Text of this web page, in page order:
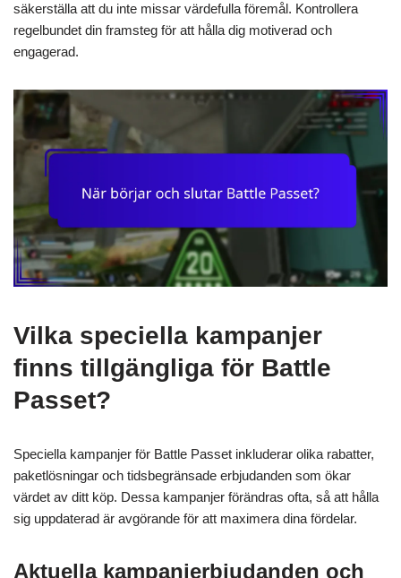
säkerställa att du inte missar värdefulla föremål. Kontrollera
regelbundet din framsteg för att hålla dig motiverad och
engagerad.
Vilka speciella kampanjer
finns tillgängliga för Battle
Passet?
Speciella kampanjer för Battle Passet inkluderar olika rabatter,
paketlösningar och tidsbegränsade erbjudanden som ökar
värdet av ditt köp. Dessa kampanjer förändras ofta, så att hålla
sig uppdaterad är avgörande för att maximera dina fördelar.
Aktuella kampanjerbjudanden och